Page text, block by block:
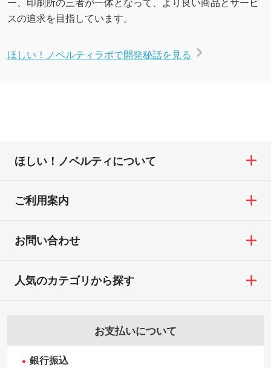
スの追求を目指しています。
ほしい！ノベルティラボで開発秘話を見る
ほしい！ノベルティについて
ご利用案内
お問い合わせ
お支払いについて
銀行振込
人気のカテゴリから探す